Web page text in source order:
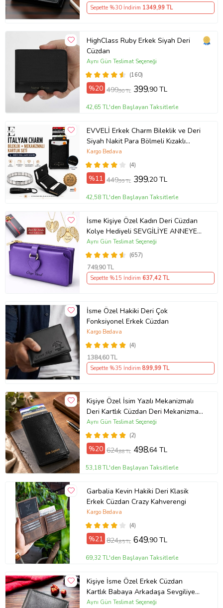
Sepette %30 İndirim 1349,99 TL
HighClass Ruby Erkek Siyah Deri
Cüzdan
(160)
Aynı Gün Teslimat Seçeneği
%20 499,90 TL 399,90 TL
42,65 TL'den Başlayan Taksitlerle
EVVELİ Erkek Charm Bileklik ve Deri
Siyah Nakit Para Bölmeli Kızaklı
Mekanizmalı Cüzdan Kartlık
Anahtarlık Seti(4)
Kargo Bedava
%11 449,99 TL 399,20 TL
42,58 TL'den Başlayan Taksitlerle
İsme Kişiye Özel Kadın Deri Cüzdan
Kolye Hediyeli SEVGİLİYE ANNEYE
ARKADAŞINIZA KENDİNİZE HEDİYE
(Mor)
(657)
Aynı Gün Teslimat Seçeneği
749,90 TL
Sepette %15 İndirim 637,42 TL
İsme Özel Hakiki Deri Çok
Fonksiyonel Erkek Cüzdan
(4)
Kargo Bedava
1384,60 TL
Sepette %35 İndirim 899,99 TL
Kişiye Özel İsim Yazılı Mekanizmalı
Deri Kartlık Cüzdan Deri Mekanizmalı
Cüzdan
(2)
Aynı Gün Teslimat Seçeneği
%20 624,88 TL 498,64 TL
53,18 TL'den Başlayan Taksitlerle
Garbalia Kevin Hakiki Deri Klasik
Erkek Cüzdan Crazy Kahverengi
(4)
Kargo Bedava
%21 824,85 TL 649,90 TL
69,32 TL'den Başlayan Taksitlerle
Kişiye İsme Özel Erkek Cüzdan
Kartlık Babaya Arkadaşa Sevgiliye
Kendine Hediye
Aynı Gün Teslimat Seçeneği